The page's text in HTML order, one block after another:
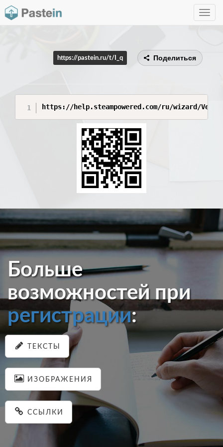
Toggle
https://pastein.ru/t/I_q Поделиться
https://help.steampowered.com/ru/wizard/
Больше
возможностей при
регистрации:
ТЕКСТЫ
ИЗОБРАЖЕНИЯ
ССЫЛКИ